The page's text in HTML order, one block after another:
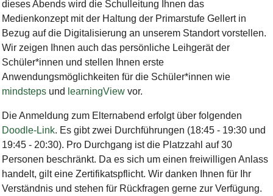
dieses Abends wird die Schulleitung Ihnen das
Medienkonzept mit der Haltung der Primarstufe Gellert in
Bezug auf die Digitalisierung an unserem Standort vorstellen.
Wir zeigen Ihnen auch das persönliche Leihgerät der
Schüler*innen und stellen Ihnen erste
Anwendungsmöglichkeiten für die Schüler*innen wie
mindstepsund learningViewvor.
Die Anmeldung zum Elternabend erfolgt über folgenden
Doodle-Link. Es gibt zwei Durchführungen (18:45 - 19:30 und
19:45 - 20:30). Pro Durchgang ist die Platzzahl auf 30
Personen beschränkt. Da es sich um einen freiwilligen Anlass
handelt, gilt eine Zertifikatspflicht. Wir danken Ihnen für Ihr
Verständnis und stehen für Rückfragen gerne zur Verfügung.